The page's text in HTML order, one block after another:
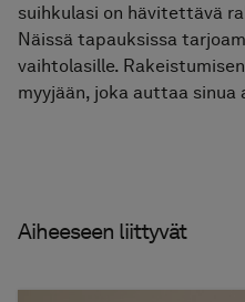
suihkulasi on hävitettävä
Näissä tapauksissa
vaihtolasille.
myyjään, joka auttaa sinua
Aiheeseen liittyvät